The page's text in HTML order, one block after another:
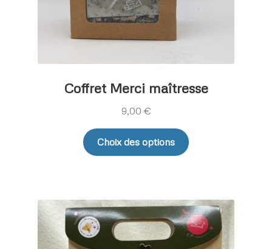
Coffret Merci maîtresse
9,00 €
Choix des options
Ce
produit
Les
options
peuvent